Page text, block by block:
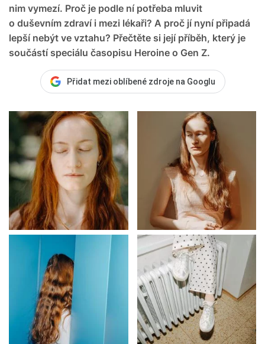
nim vymezí. Proč je podle ní potřeba mluvit
o duševním zdraví i mezi lékaři? A proč jí nyní připadá
lepší nebýt ve vztahu? Přečtěte si její příběh, který je
součástí speciálu časopisu Heroine o Gen Z.
Přidat mezi oblíbené zdroje na Googlu